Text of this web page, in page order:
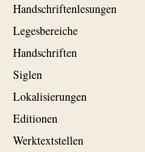
Handschriftenlesungen
Legesbereiche
Handschriften
Siglen
Lokalisierungen
Editionen
Werktextstellen